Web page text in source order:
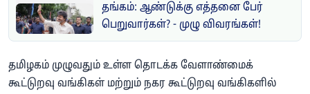
தங்கம்: ஆண்டுக்கு எத்தனை பேர்
பெறுவார்கள்? - முழு விவரங்கள்!
தமிழகம் முழுவதும் உள்ள தொடக்க வேளாண்மைக்
கூட்டுறவு வங்கிகள் மற்றும் நகர கூட்டுறவு வங்கிகளில்